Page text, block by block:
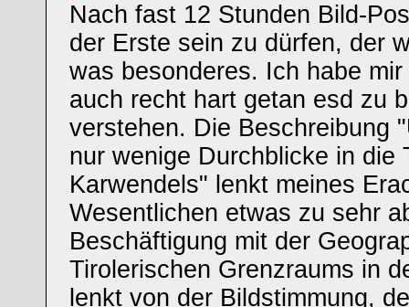
Nach fast 12 Stunden Bild-
der Erste sein zu dürfen, der
was besonderes. Ich habe
auch recht hart getan esd zu
verstehen. Die Beschreibung
nur wenige Durchblicke in die
Karwendels" lenkt meines
Wesentlichen etwas zu sehr
Beschäftigung mit der
Tirolerischen Grenzraums in
lenkt von der Bildstimmung,